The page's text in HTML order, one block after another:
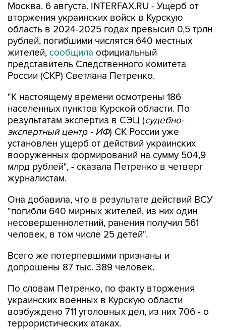
Москва. 6 августа. INTERFAX.RU - Ущерб от
вторжения украинских войск в Курскую
область в 2024-2025 годах превысил 0,5 трлн
рублей, погибшими числятся 640 местных
жителей, сообщила официальный
представитель Следственного комитета
России (СКР) Светлана Петренко.
"К настоящему времени осмотрены 186
населенных пунктов Курской области. По
результатам экспертиз в СЭЦ (судебно-
экспертный центр - ИФ) СК России уже
установлен ущерб от действий украинских
вооруженных формирований на сумму 504,9
млрд рублей", - сказала Петренко в четверг
журналистам.
Она добавила, что в результате действий ВСУ
"погибли 640 мирных жителей, из них один
несовершеннолетний, ранения получил 561
человек, в том числе 25 детей".
Всего же потерпевшими признаны и
допрошены 87 тыс. 389 человек.
По словам Петренко, по факту вторжения
украинских военных в Курскую области
возбуждено 711 уголовных дел, из них 706 - о
террористических атаках.